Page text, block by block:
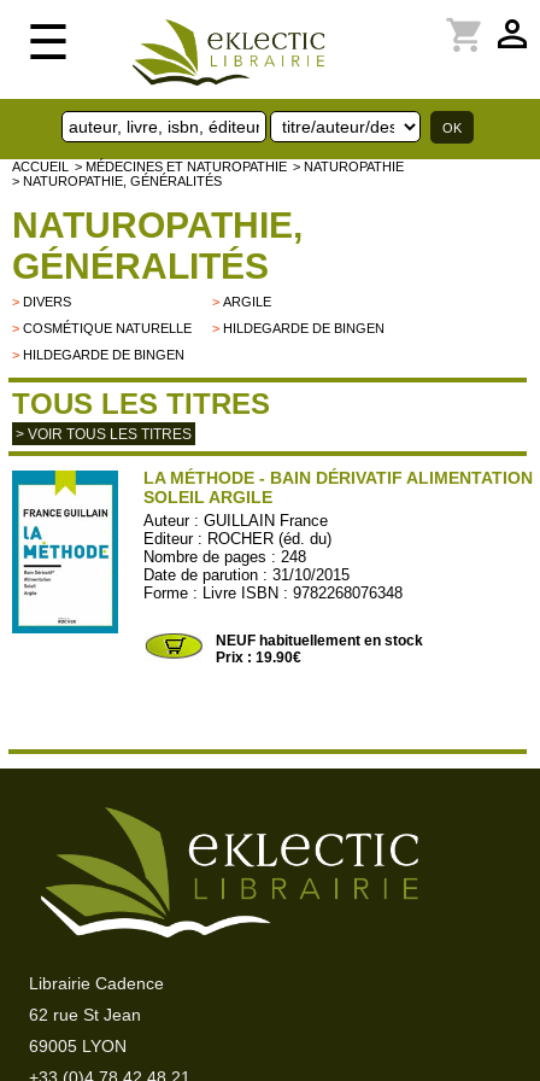
☰ perm_identity
shopping_cart
ACCUEIL > MÉDECINES ET NATUROPATHIE > NATUROPATHIE
> NATUROPATHIE, GÉNÉRALITÉS
NATUROPATHIE,
GÉNÉRALITÉS
> DIVERS >ARGILE
> COSMÉTIQUE NATURELLE >HILDEGARDE DE BINGEN
> HILDEGARDE DE BINGEN
TOUS LES TITRES
> VOIR TOUS LES TITRES
LA MÉTHODE - BAIN DÉRIVATIF ALIMENTATION
SOLEIL ARGILE
Auteur :GUILLAIN France
Editeur : ROCHER (éd. du)
Nombre de pages : 248
Date de parution : 31/10/2015
Forme : Livre ISBN : 9782268076348
NEUF habituellement en stock
Prix : 19.90€
Librairie Cadence
62 rue St Jean
69005 LYON